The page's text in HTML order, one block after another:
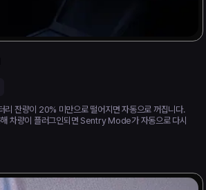
잔량이 20% 미만으로 떨어지면 자동으로 꺼집니다.
차량이 플러그인되면 Sentry Mode가 자동으로 다시